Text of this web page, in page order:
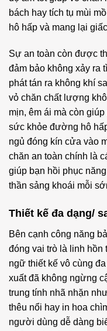
bách hay tích tụ mùi
hô hấp và mang lại
Sự an toàn còn được
đảm bảo không xảy ra
phát tán ra không khí
vỏ chăn chất lượng
mịn, êm ái mà còn
sức khỏe đường hô
ngủ đóng kín cửa vào
chăn an toàn chính là
giúp bạn hồi phục
thần sảng khoái mỗi
Thiết kế đa dạng/
Bên cạnh công năng
đóng vai trò là linh hồn
ngữ thiết kế vô cùng
xuất đã không ngừng
trung tính nhã nhặn
thêu nổi hay in hoa
người dùng dễ dàng